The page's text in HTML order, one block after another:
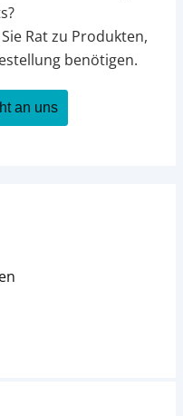
Rat zu Produkten,
benötigen.
an uns